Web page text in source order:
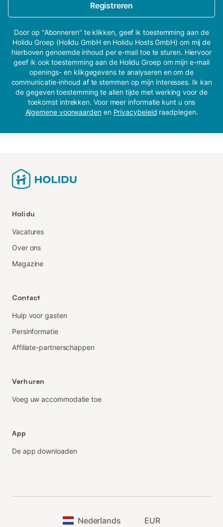
Registreren
Door op "Abonneren" te klikken, geef ik toestemming aan de
Holidu Groep (Holidu GmbH en Holidu Hosts GmbH) om mij de
hierboven genoemde inhoud per e-mail toe te sturen. Hiervoor
geef ik ook toestemming aan de Holidu Groep om mijn e-mail
openings- en klikgegevens te analyseren en om de
communicatie-inhoud af te stemmen op mijn interesses. Ik kan
de gegeven toestemming te allen tijde met werking voor de
toekomst intrekken. Voor meer informatie kunt u ons
Algemene voorwaardenen Privacybeleid raadplegen.
Holidu
Vacatures
Over ons
Magazine
Contact
Hulp voor gasten
Persinformatie
Affiliate-partnerschappen
Verhuren
Voeg uw accommodatie toe
App
De app downloaden
Nederlands EUR